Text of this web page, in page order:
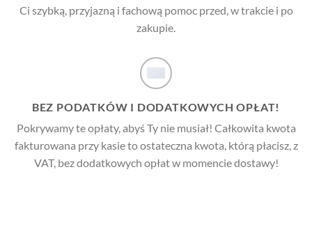
Ci szybką, przyjazną i fachową pomoc przed, w trakcie i po
zakupie.
BEZ PODATKÓW I DODATKOWYCH OPŁAT!
Pokrywamy te opłaty, abyś Ty nie musiał! Całkowita kwota
fakturowana przy kasie to ostateczna kwota, którą płacisz, z
VAT, bez dodatkowych opłat w momencie dostawy!